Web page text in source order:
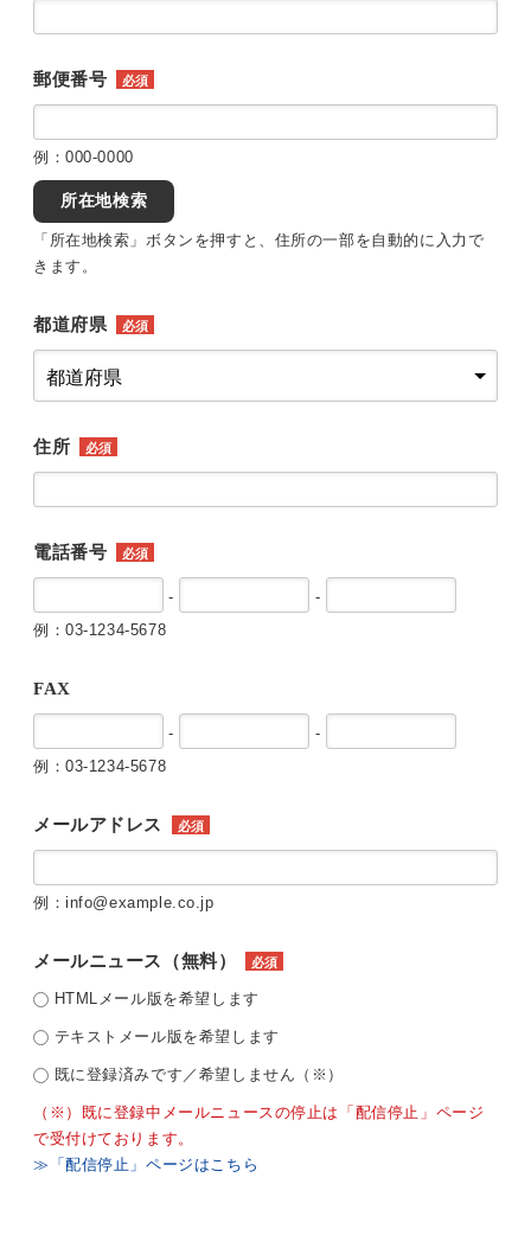
郵便番号 必須
例：000-0000
所在地検索
「所在地検索」ボタンを押すと、住所の一部を自動的に入力で
きます。
都道府県 必須
住所 必須
電話番号 必須
-
-
例：03-1234-5678
FAX
-
-
例：03-1234-5678
メールアドレス 必須
例：info@example.co.jp
メールニュース（無料） 必須
HTMLメール版を希望します
テキストメール版を希望します
既に登録済みです／希望しません（※）
（※）既に登録中メールニュースの停止は「配信停止」ページ
で受付けております。
≫「配信停止」ページはこちら